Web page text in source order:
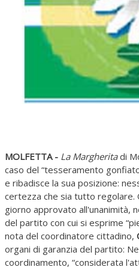
MOLFETTA - La Margheritadi
caso del “tesseramento
e ribadisce la sua posizione:
certezza che sia tutto regolare.
giorno approvato all'unanimità,
del partito con cui si esprime
nota del coordinatore cittadino,
organi di garanzia del partito:
coordinamento, “considerata